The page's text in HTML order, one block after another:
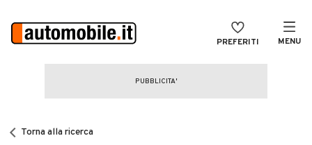
PREFERITI MENU
CERCA
Torna alla ricerca